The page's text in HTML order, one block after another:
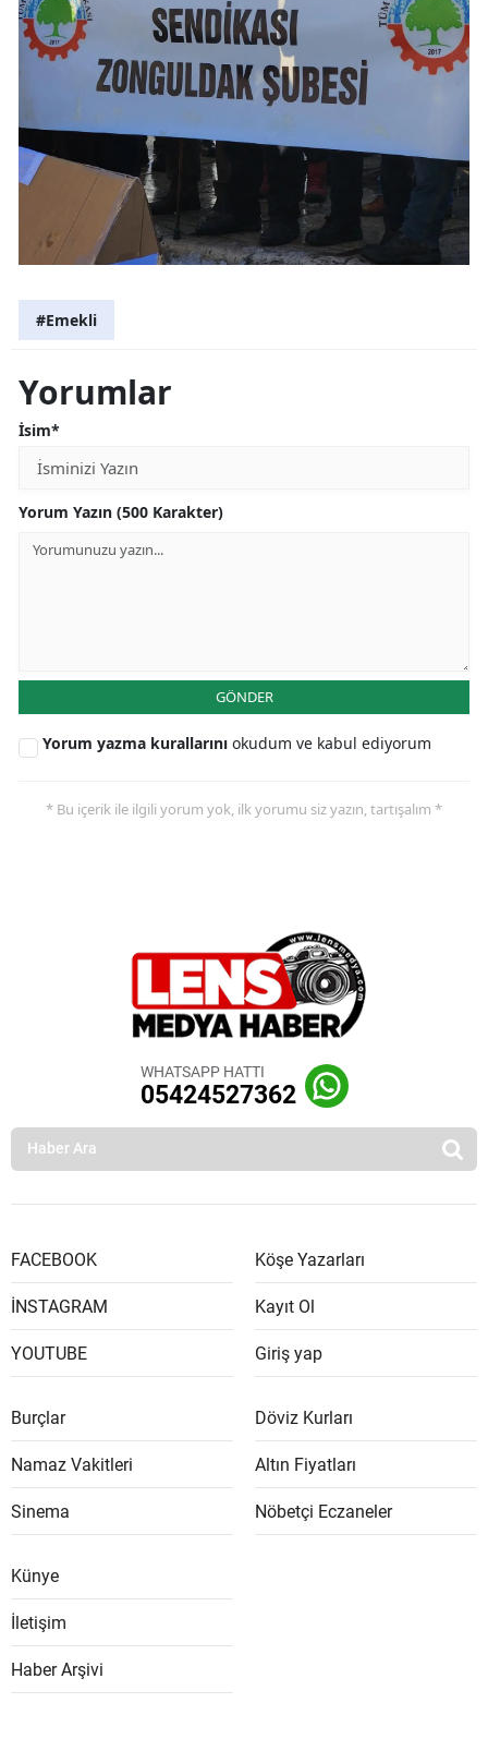
#Emekli
Yorumlar
İsim*
Yorum Yazın (500 Karakter)
GÖNDER
Yorum yazma kurallarını okudum ve kabul ediyorum
* Bu içerik ile ilgili yorum yok, ilk yorumu siz yazın, tartışalım *
WHATSAPP HATTI
05424527362
FACEBOOK
İNSTAGRAM
YOUTUBE
Köşe Yazarları
Kayıt Ol
Giriş yap
Burçlar
Namaz Vakitleri
Sinema
Döviz Kurları
Altın Fiyatları
Nöbetçi Eczaneler
Künye
İletişim
Haber Arşivi